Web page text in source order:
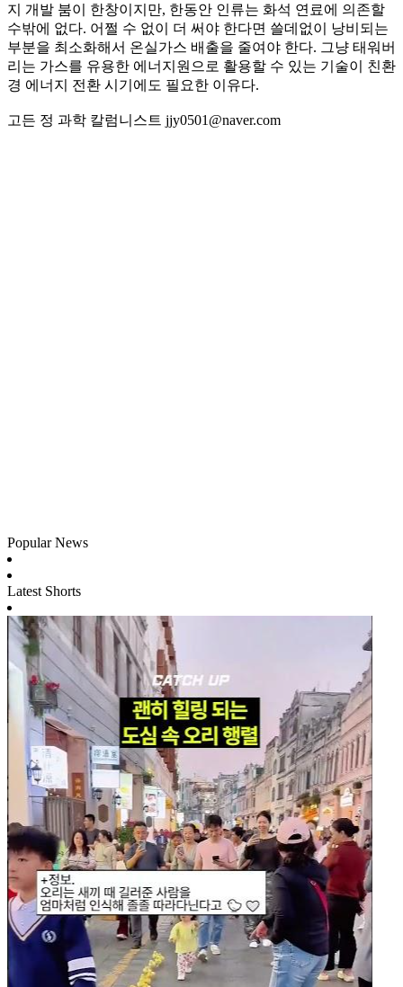
지 개발 붐이 한창이지만, 한동안 인류는 화석 연료에 의존할
수밖에 없다. 어쩔 수 없이 더 써야 한다면 쓸데없이 낭비되는
부분을 최소화해서 온실가스 배출을 줄여야 한다. 그냥 태워버
리는 가스를 유용한 에너지원으로 활용할 수 있는 기술이 친환
경 에너지 전환 시기에도 필요한 이유다.
고든 정 과학 칼럼니스트 jjy0501@naver.com
Popular News
Latest Shorts